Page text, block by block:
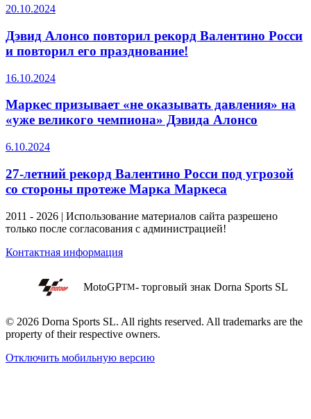
20.10.2024
Дэвид Алонсо повторил рекорд Валентино Росси
и повторил его празднование!
16.10.2024
Маркес призывает «не оказывать давления» на
«уже великого чемпиона» Дэвида Алонсо
6.10.2024
27-летний рекорд Валентино Росси под угрозой
со стороны протеже Марка Маркеса
2011 - 2026 | Использование материалов сайта разрешено
только после согласования с администрацией!
Контактная информация
MotoGPTM- торговый знак Dorna Sports SL
© 2026 Dorna Sports SL. All rights reserved. All trademarks are the
property of their respective owners.
Отключить мобильную версию